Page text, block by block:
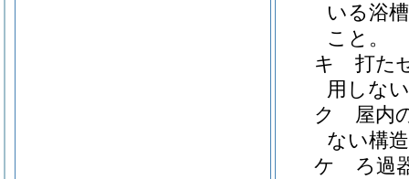
いる浴
こと。
キ
打た
用しな
ク
屋内
ない構
ケ
ろ過